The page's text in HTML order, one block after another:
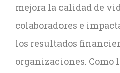
mejora la calidad de
colaboradores e
los resultados
organizaciones. Como